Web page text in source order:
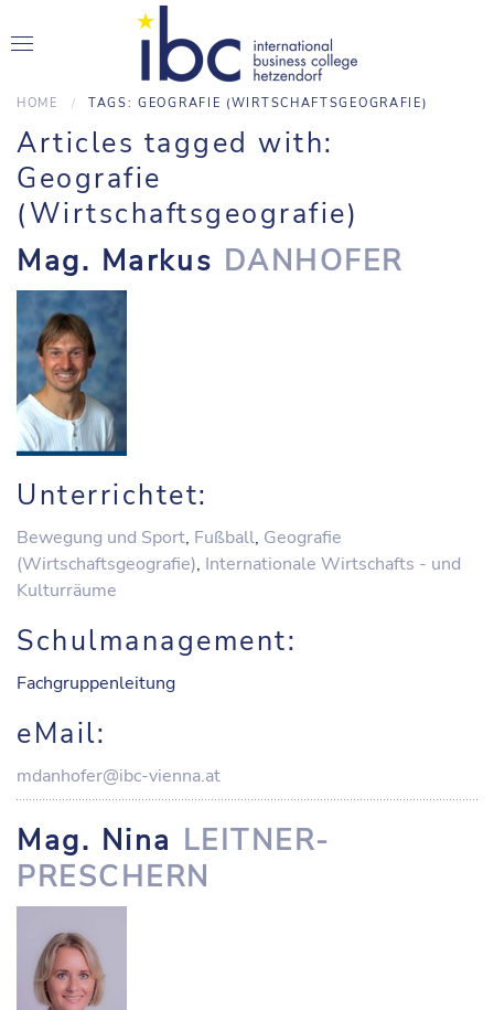
HOME TAGS: GEOGRAFIE (WIRTSCHAFTSGEOGRAFIE)
Articles tagged with:
Geografie
(Wirtschaftsgeografie)
Mag. Markus DANHOFER
Unterrichtet:
Bewegung und Sport, Fußball, Geografie
(Wirtschaftsgeografie), Internationale Wirtschafts - und
Kulturräume
Schulmanagement:
Fachgruppenleitung
eMail:
mdanhofer@ibc-vienna.at
Mag. Nina LEITNER-
PRESCHERN